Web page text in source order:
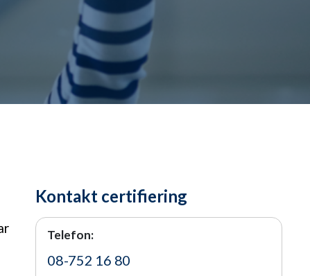
Kontakt certifiering
Telefon:
08-752 16 80